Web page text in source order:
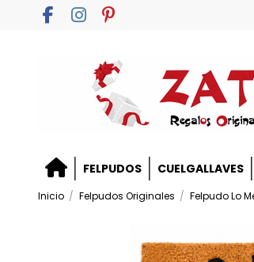
FELPUDOS CUELGALLAVES
Inicio Felpudos Originales Felpudo Lo